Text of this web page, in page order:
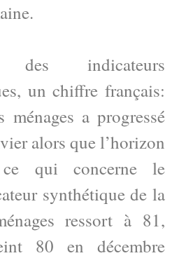
indicateurs
un chiffre français:
ménages a progressé
alors que l’horizon
ce qui concerne le
synthétique de la
ressort à 81,
80 en décembre